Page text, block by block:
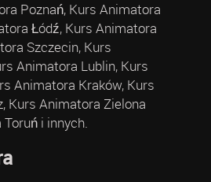
Poznań, Kurs Animatora
Łódź, Kurs Animatora
Szczecin, Kurs
Animatora Lublin, Kurs
Animatora Kraków, Kurs
Kurs Animatora Zielona
i innych.